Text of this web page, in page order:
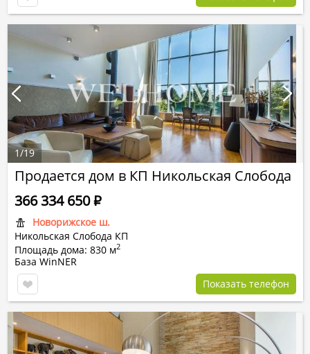
Продается дом в КП Никольская Слобода
Новорижское ш.
Никольская Слобода КП
Площадь дома: 830 м2
366 334 650Р
База WinNER
Показать телефон
1/19